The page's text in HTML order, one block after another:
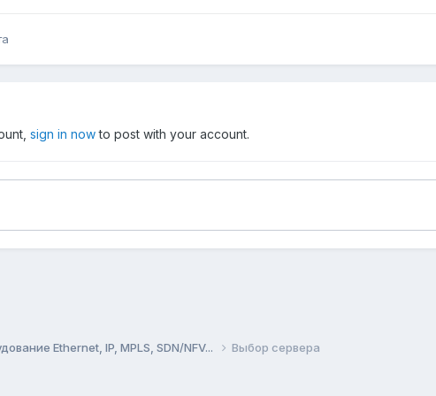
sign in nowto post with your account.
Ethernet, IP, MPLS, SDN/NFV... Выбор сервера